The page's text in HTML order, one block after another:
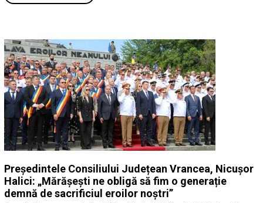
Președintele Consiliului Județean Vrancea, Nicușor
Halici: „Mărășești ne obligă să fim o generație
demnă de sacrificiul eroilor noștri”